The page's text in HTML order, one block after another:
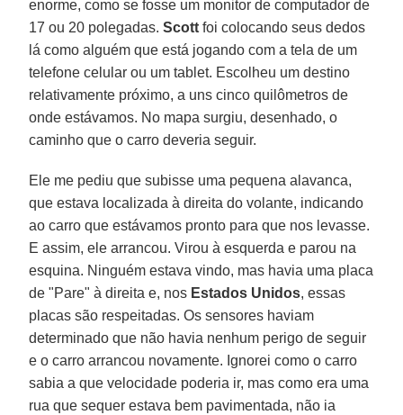
enorme, como se fosse um monitor de computador de
17 ou 20 polegadas.Scott foi colocando seus dedos
lá como alguém que está jogando com a tela de um
telefone celular ou um tablet. Escolheu um destino
relativamente próximo, a uns cinco quilômetros de
onde estávamos. No mapa surgiu, desenhado, o
caminho que o carro deveria seguir.
Ele me pediu que subisse uma pequena alavanca,
que estava localizada à direita do volante, indicando
ao carro que estávamos pronto para que nos levasse.
E assim, ele arrancou. Virou à esquerda e parou na
esquina. Ninguém estava vindo, mas havia uma placa
de "Pare" à direita e, nos Estados Unidos, essas
placas são respeitadas. Os sensores haviam
determinado que não havia nenhum perigo de seguir
e o carro arrancou novamente. Ignorei como o carro
sabia a que velocidade poderia ir, mas como era uma
rua que sequer estava bem pavimentada, não ia